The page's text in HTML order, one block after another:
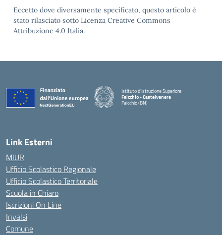
Eccetto dove diversamente specificato, questo articolo è
stato rilasciato sotto Licenza Creative Commons
Attribuzione 4.0 Italia.
Istituto d'Istruzione Superiore
Faicchio - Castelvenere
Faicchio (BN)
Link Esterni
MIUR
Ufficio Scolastico Regionale
Ufficio Scolastico Territoriale
Scuola in Chiaro
Iscrizioni On Line
Invalsi
Comune